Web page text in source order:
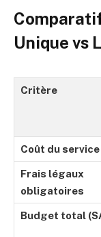
Unique vs
Critère
Coût du service
Frais légaux
obligatoires
Budget total